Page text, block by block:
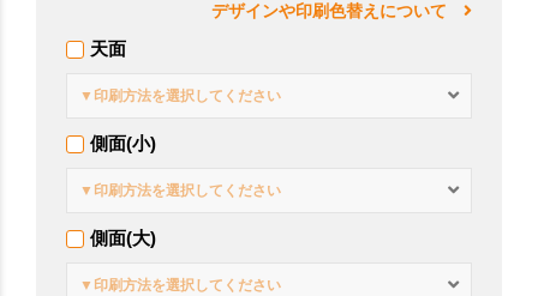
デザインや印刷色替えについて
天面
▼印刷方法を選択してください
側面(小)
▼印刷方法を選択してください
側面(大)
▼印刷方法を選択してください